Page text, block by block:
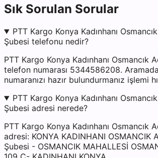
Sık Sorulan Sorular
PTT Kargo Konya Kadınhanı
Şubesi telefonu nedir?
PTT Kargo Konya Kadınhanı Osmancık
telefon numarası 5344586208.
numaranızı hazır bulundurmanız işlemi
PTT Kargo Konya Kadınhanı
Şubesi adresi nerede?
PTT Kargo Konya Kadınhanı Osmancık
adresi: KONYA KADINHANI OSMANCIK
Şubesi - OSMANCIK MAHALLESİ